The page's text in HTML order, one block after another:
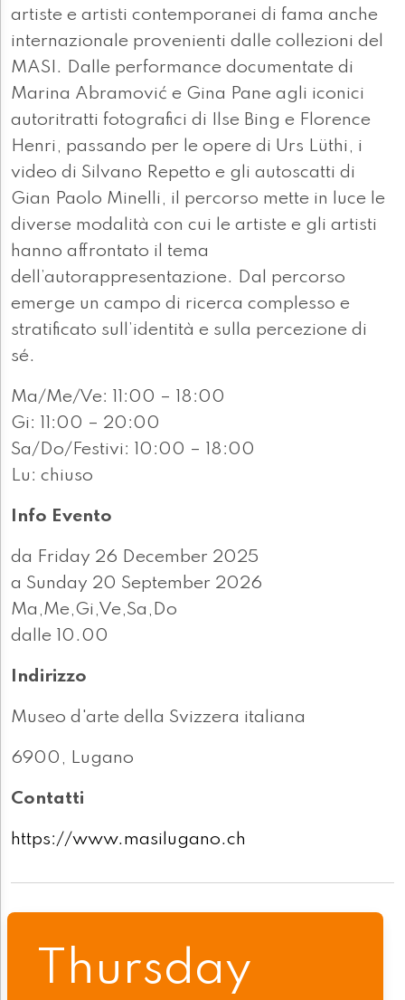
artiste e artisti contemporanei di fama anche
internazionale provenienti dalle collezioni del
MASI. Dalle performance documentate di
Marina Abramović e Gina Pane agli iconici
autoritratti fotografici di Ilse Bing e Florence
Henri, passando per le opere di Urs Lüthi, i
video di Silvano Repetto e gli autoscatti di
Gian Paolo Minelli, il percorso mette in luce le
diverse modalità con cui le artiste e gli artisti
hanno affrontato il tema
dell’autorappresentazione. Dal percorso
emerge un campo di ricerca complesso e
stratificato sull’identità e sulla percezione di
sé.
Ma/Me/Ve: 11:00 – 18:00
Gi: 11:00 – 20:00
Sa/Do/Festivi: 10:00 – 18:00
Lu: chiuso
Info Evento
da Friday 26 December 2025
a Sunday 20 September 2026
Ma,Me,Gi,Ve,Sa,Do
dalle 10.00
Indirizzo
Museo d'arte della Svizzera italiana
6900, Lugano
Contatti
https://www.masilugano.ch
Thursday